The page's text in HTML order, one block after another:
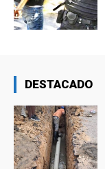
DESTACADO